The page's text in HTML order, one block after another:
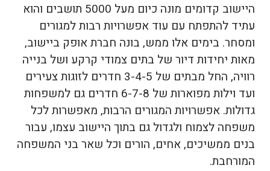
היישוב קדומים מונה כיום מעל 5000 תושבים והוא
עתיד להתפתח עם עוד אפשרויות רבות למגורים
ומסחר. בימים אלו ממש, בונה חברת אופק ביישוב,
מאות יחידות דיור של בתים צמודי קרקע ושל בנייה
רוויה, החל מבתים של 3-4-5 חדרים לזוגות צעירים
ועד וילות מפוארות של 6-7-8 חדרים גם למשפחות
גדולות. אפשרויות המגורים הרבות, מאפשרות לכל
משפחה לצמוח ולגדול גם בתוך היישוב עצמו, עבור
בנים ממשיכים, אחים, הורים וכל שאר בני המשפחה
המורחבת.